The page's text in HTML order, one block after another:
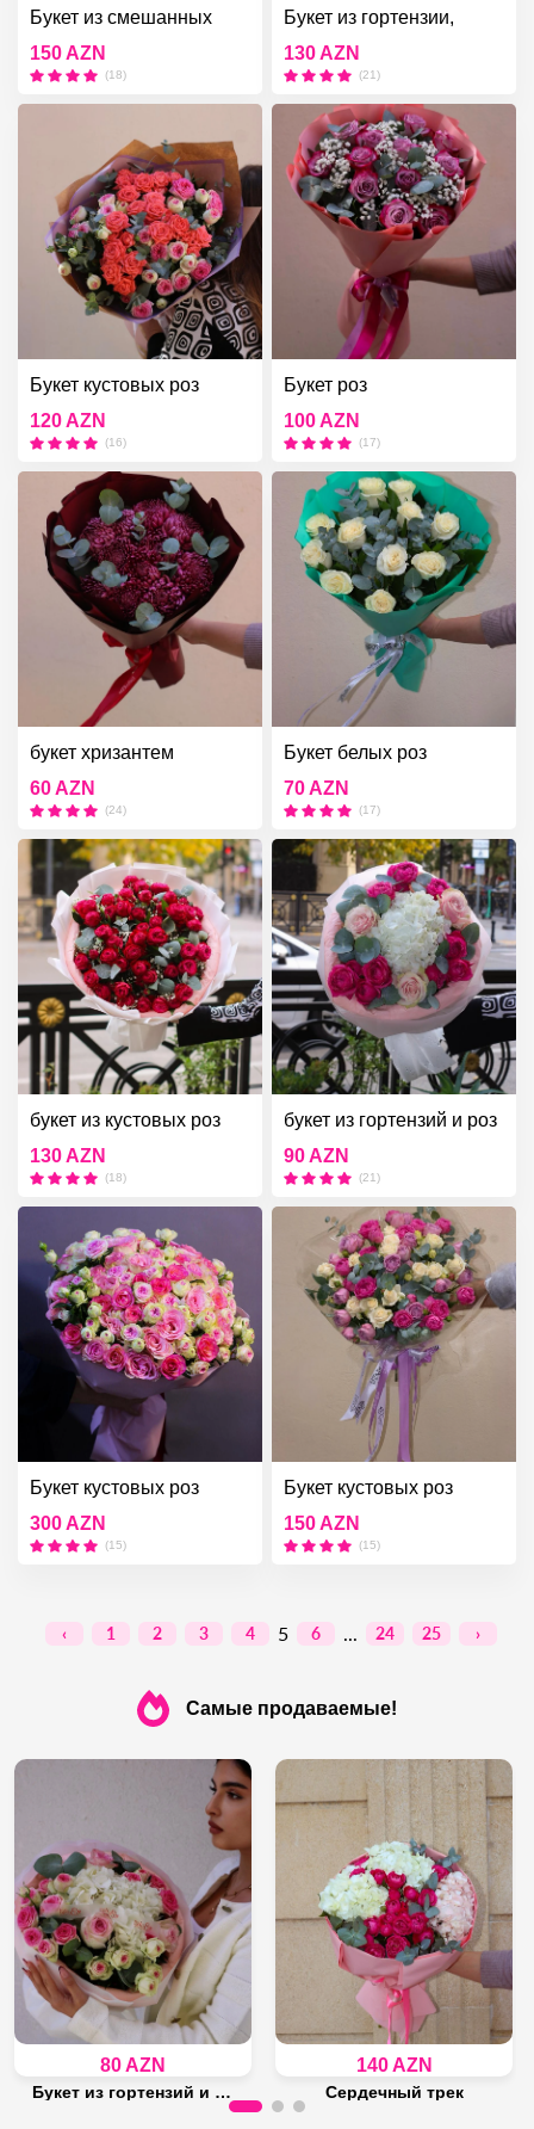
Букет из смешанных
цветов
150 AZN
(18)
Букет из гортензии,
кустовой розы
130 AZN
(21)
Букет кустовых роз
120 AZN
(16)
Букет роз
100 AZN
(17)
букет хризантем
60 AZN
(24)
Букет белых роз
70 AZN
(17)
букет из кустовых роз
130 AZN
(18)
букет из гортензий и роз
90 AZN
(21)
Букет кустовых роз
300 AZN
(15)
Букет кустовых роз
150 AZN
(15)
‹ 1 2 3 4 5 6 ... 24 25 ›
Самые продаваемые!
80 AZN
Букет из гортензий и кустовых роз
140 AZN
Сердечный трек